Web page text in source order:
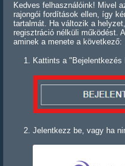
Kedves felhasználóink! Mivel
rajongói fordítások ellen, így
tartalmát. Ha változik a
regisztráció nélküli működést.
aminek a menete a következő:
Kattints a
Jelentkezz be, vagy ha